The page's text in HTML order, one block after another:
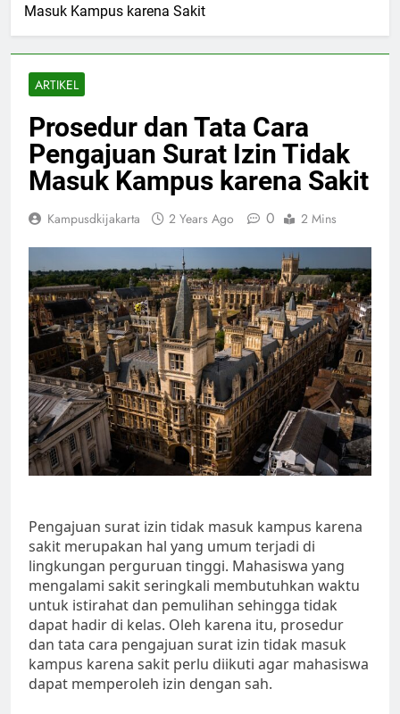
Masuk Kampus karena Sakit
ARTIKEL
Prosedur dan Tata Cara
Pengajuan Surat Izin Tidak
Masuk Kampus karena Sakit
Kampusdkijakarta 2 Years Ago 0 2 Mins
Pengajuan surat izin tidak masuk kampus karena
sakit merupakan hal yang umum terjadi di
lingkungan perguruan tinggi. Mahasiswa yang
mengalami sakit seringkali membutuhkan waktu
untuk istirahat dan pemulihan sehingga tidak
dapat hadir di kelas. Oleh karena itu, prosedur
dan tata cara pengajuan surat izin tidak masuk
kampus karena sakit perlu diikuti agar mahasiswa
dapat memperoleh izin dengan sah.